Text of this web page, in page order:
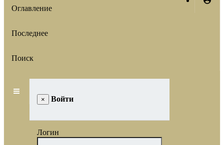
Оглавление
Последнее
Поиск
× Войти
Логин